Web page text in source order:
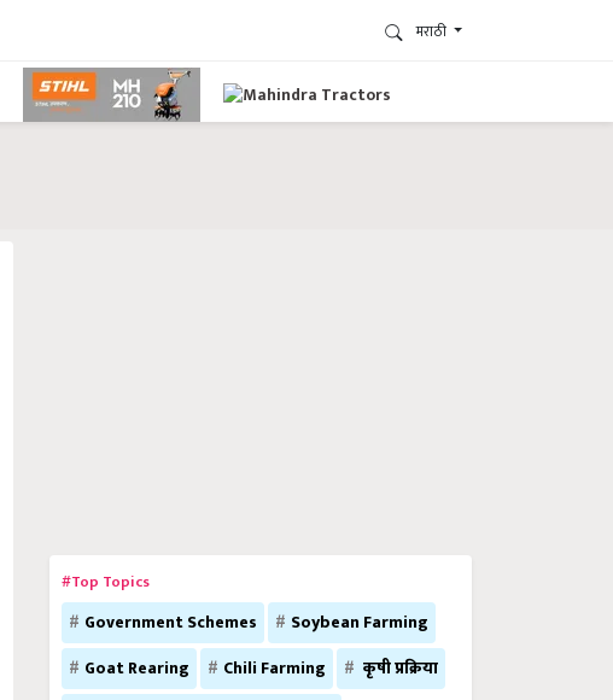
मराठी
#Top Topics
Government Schemes
Soybean Farming
Goat Rearing
Chili Farming
कृषी प्रक्रिया